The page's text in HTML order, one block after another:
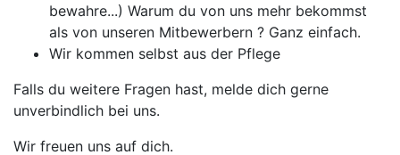
bewahre...) Warum du von uns mehr bekommst
als von unseren Mitbewerbern ? Ganz einfach.
Wir kommen selbst aus der Pflege
Falls du weitere Fragen hast, melde dich gerne
unverbindlich bei uns.
Wir freuen uns auf dich.